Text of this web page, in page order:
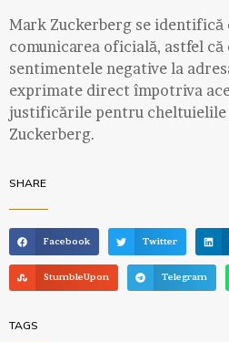
Mark Zuckerberg se identifică
comunicarea oficială, astfel
sentimentele negative la
exprimate direct împotriva
justificările pentru cheltuielile
Zuckerberg.
SHARE
Facebook Twitter
StumbleUpon Telegram
TAGS